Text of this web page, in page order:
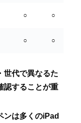
○ ○
○ ○
代で異なるた
認することが重
ンは多くのiPad